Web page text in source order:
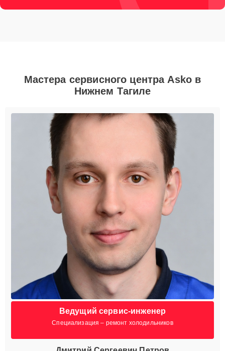
Мастера сервисного центра Asko в
Нижнем Тагиле
Ведущий сервис-инженер
Специализация – ремонт холодильников